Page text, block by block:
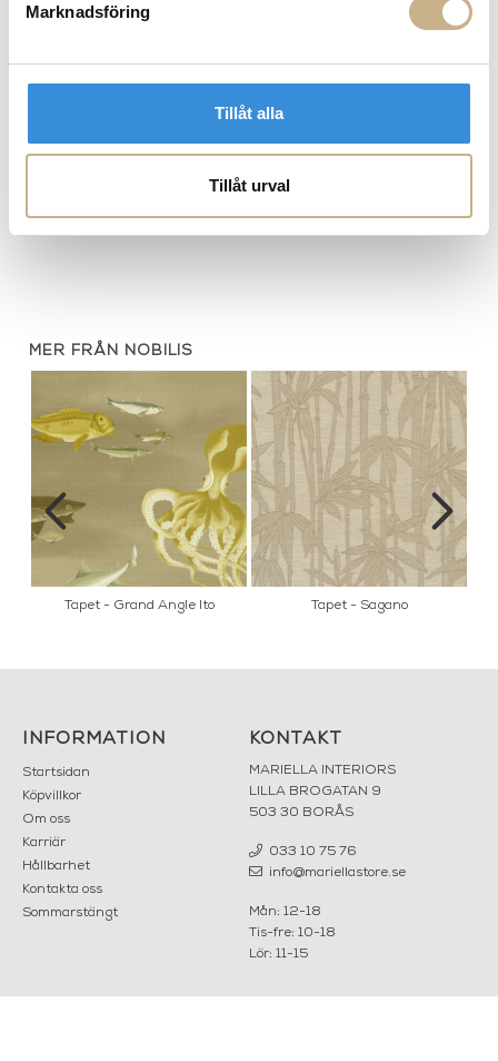
Marknadsföring
Tillåt alla
Tillåt urval
MER FRÅN NOBILIS
Tapet - Grand Angle Ito Tapet - Sagano
INFORMATION
Startsidan
Köpvillkor
Om oss
Karriär
Hållbarhet
Kontakta oss
Sommarstängt
KONTAKT
MARIELLA INTERIORS
LILLA BROGATAN 9
503 30 BORÅS
033 10 75 76
info@mariellastore.se
Mån: 12-18
Tis-fre: 10-18
Lör: 11-15